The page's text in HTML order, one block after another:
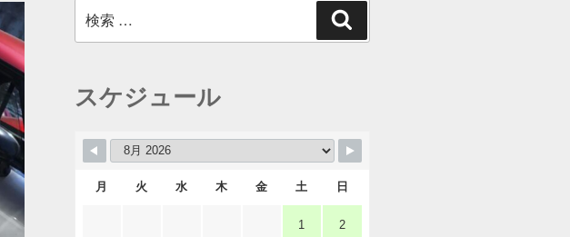
索:
索
スケジュール
月 火 水 木 金 土 日
1 2